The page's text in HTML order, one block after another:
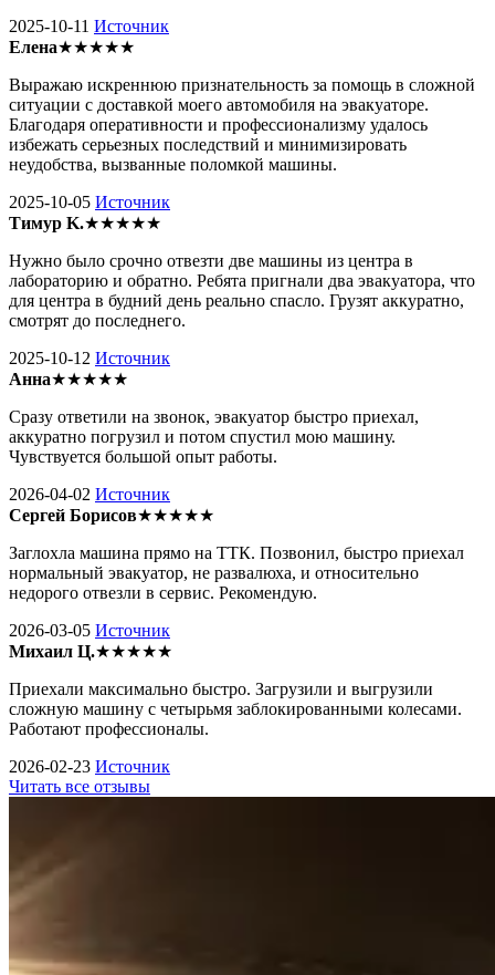
2025-10-11 Источник
Елена★★★★★
Выражаю искреннюю признательность за помощь в сложной
ситуации с доставкой моего автомобиля на эвакуаторе.
Благодаря оперативности и профессионализму удалось
избежать серьезных последствий и минимизировать
неудобства, вызванные поломкой машины.
2025-10-05 Источник
Тимур K.★★★★★
Нужно было срочно отвезти две машины из центра в
лабораторию и обратно. Ребята пригнали два эвакуатора, что
для центра в будний день реально спасло. Грузят аккуратно,
смотрят до последнего.
2025-10-12 Источник
Анна★★★★★
Сразу ответили на звонок, эвакуатор быстро приехал,
аккуратно погрузил и потом спустил мою машину.
Чувствуется большой опыт работы.
2026-04-02 Источник
Сергей Борисов★★★★★
Заглохла машина прямо на ТТК. Позвонил, быстро приехал
нормальный эвакуатор, не развалюха, и относительно
недорого отвезли в сервис. Рекомендую.
2026-03-05 Источник
Михаил Ц.★★★★★
Приехали максимально быстро. Загрузили и выгрузили
сложную машину с четырьмя заблокированными колесами.
Работают профессионалы.
2026-02-23 Источник
Читать все отзывы